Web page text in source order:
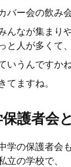
バー会の飲み
んなが集まり
と人が多くて
いうんですか
てますね。
護者会
学の保護者会
立の学校で、